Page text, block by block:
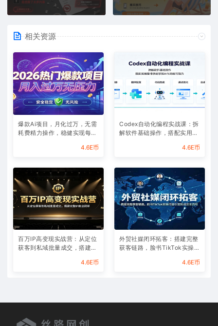
相关资源
爆款Ai项目，月化过万，无需
耗费精力操作，稳健实现每月
4.6E币
Codex自动化编程实战课：拆
解软件基础操作，搭配实用插
4.6E币
百万IP高变现实战营：从定位
获客到私域批量成交，搭建完
4.6E币
外贸社媒闭环拓客：搭建完整
获客链路，脸书TikTok实操打
4.6E币